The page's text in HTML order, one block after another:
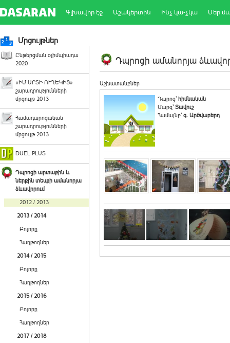
Գլխավոր էջ Աշակերտին Ինչ կա-չկա Մեր
Մրցույթներ
Ընթերցման օլիմպիադա
2020
«ԻՄ ՍՐՏԻ ՈՒՂԵԿԻՑ»
շարադրությունների
մրցույթ 2013
Համադպրոցական
շարադրությունների
մրցույթ 2013
DUEL PLUS
Դպրոցի արտաքին և
ներքին տեսքի ամանորյա
ձևավորում
2012 / 2013
2013 / 2014
Բոլորը
Հաղթողներ
2014 / 2015
Բոլորը
Հաղթողներ
2015 / 2016
Բոլորը
Հաղթողներ
2017 / 2018
Դպրոցի ամանորյա
Աշխատանքներ
Դպրոց` հիմնական
Մարզ`Տավուշ
Համայնք`գ. Արծվաբերդ